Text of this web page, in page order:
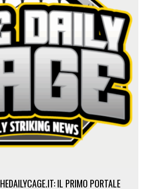
DEDICATO AI COMBAT SPORTS,